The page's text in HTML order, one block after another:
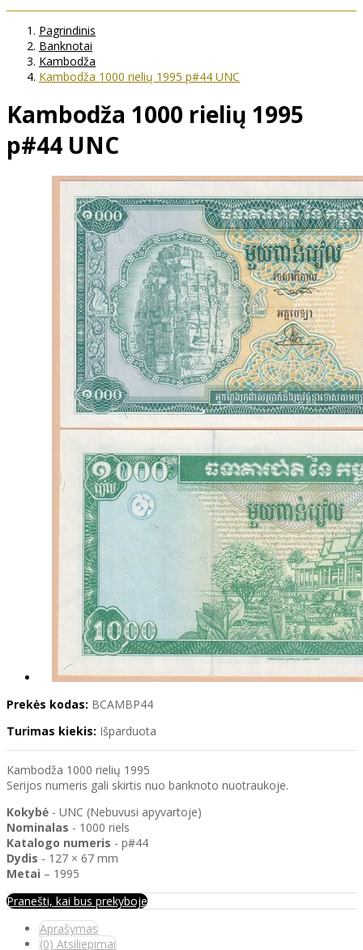
Pagrindinis
Banknotai
Kambodža
Kambodža 1000 rielių 1995 p#44 UNC
Kambodža 1000 rielių 1995
p#44 UNC
Prekės kodas: BCAMBP44
Turimas kiekis: Išparduota
Kambodža 1000 rielių 1995
Serijos numeris gali skirtis nuo banknoto nuotraukoje.
Kokybė - UNC (Nebuvusi apyvartoje)
Nominalas - 1000 riels
Katalogo numeris - p#44
Dydis - 127 × 67 mm
Metai – 1995
Pranešti, kai bus prekyboje
Aprašymas
(0) Atsiliepimai